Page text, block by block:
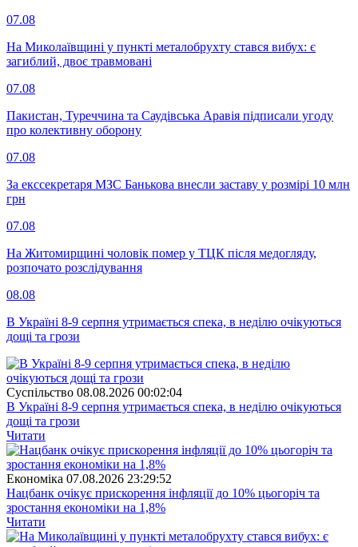
07.08
На Миколаївщині у пункті металобрухту стався вибух: є
загиблий, двоє травмовані
07.08
Пакистан, Туреччина та Саудівська Аравія підписали угоду
про колективну оборону
07.08
За екссекретаря МЗС Банькова внесли заставу у розмірі 10 млн
грн
07.08
На Житомирщині чоловік помер у ТЦК після медогляду,
розпочато розслідування
08.08
В Україні 8-9 серпня утримається спека, в неділю очікуються
дощі та грози
Суспiльство 08.08.2026 00:02:04
В Україні 8-9 серпня утримається спека, в неділю очікуються
дощі та грози
Читати
Економіка 07.08.2026 23:29:52
Нацбанк очікує прискорення інфляції до 10% цьогоріч та
зростання економіки на 1,8%
Читати